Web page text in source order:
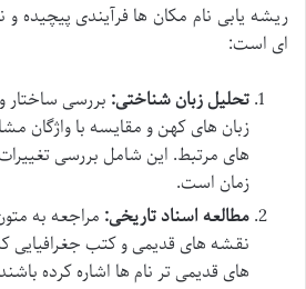
ریشه یابی نام مکان ها فرآیندی پیچیده
ای است:
تحلیل زبان شناختی: بررسی ساختار
زبان های کهن و مقایسه با واژگان
های مرتبط. این شامل بررسی
زمان است.
مطالعه اسناد تاریخی: مراجعه به
نقشه های قدیمی و کتب
های قدیمی تر نام ها اشاره کرده